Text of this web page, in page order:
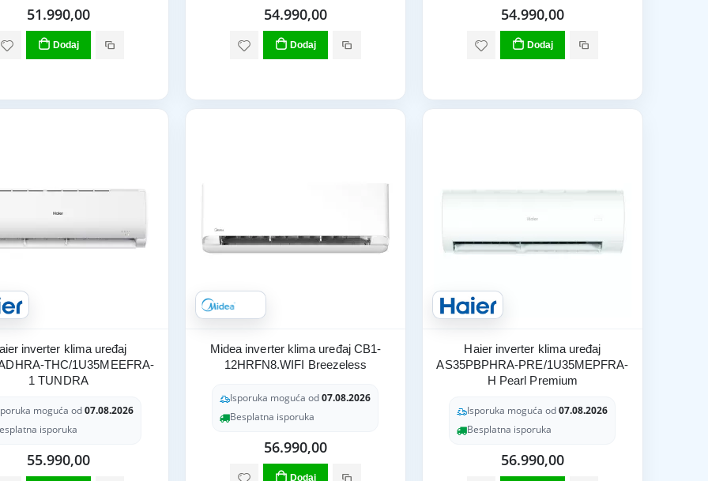
51.990,00
Dodaj
54.990,00
Dodaj
54.990,00
Dodaj
inverter klima uređaj
THC/1U35MEEFRA-
1 TUNDRA
moguća od07.08.2026
isporuka
55.990,00
Midea inverter klima uređaj CB1-
12HRFN8.WIFI Breezeless
Isporuka moguća od07.08.2026
Besplatna isporuka
56.990,00
Dodaj
Haier inverter klima uređaj
AS35PBPHRA-PRE/1U35MEPFRA-
H Pearl Premium
Isporuka moguća od07.08.2026
Besplatna isporuka
56.990,00